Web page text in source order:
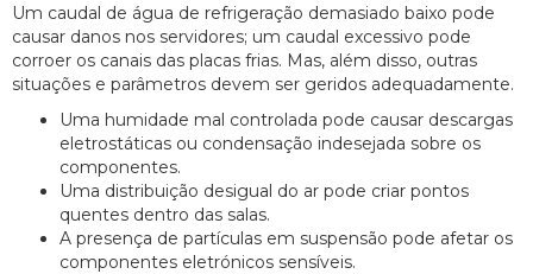
Um caudal de água de refrigeração demasiado baixo pode
causar danos nos servidores; um caudal excessivo pode
corroer os canais das placas frias. Mas, além disso, outras
situações e parâmetros devem ser geridos adequadamente.
Uma humidade mal controlada pode causar descargas
eletrostáticas ou condensação indesejada sobre os
componentes.
Uma distribuição desigual do ar pode criar pontos
quentes dentro das salas.
A presença de partículas em suspensão pode afetar os
componentes eletrónicos sensíveis.